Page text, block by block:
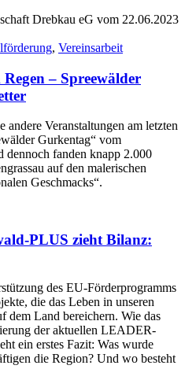
Drebkau eG vom 22.06.2023
, Vereinsarbeit
– Spreewälder
andere Veranstaltungen am letzten
Gurkentag“ vom
dennoch fanden knapp 2.000
auf den malerischen
Geschmacks“.
PLUS zieht Bilanz:
des EU-Förderprogramms
die das Leben in unseren
dem Land bereichern. Wie das
der aktuellen LEADER-
ein erstes Fazit: Was wurde
die Region? Und wo besteht